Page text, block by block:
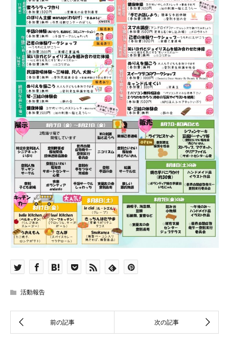
活動報告